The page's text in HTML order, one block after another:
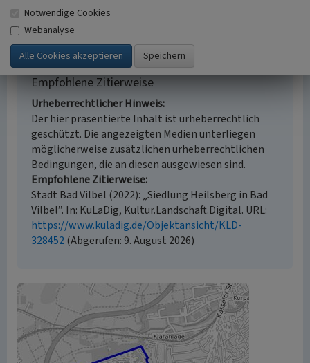
Beginn 1946
Empfohlene Zitierweise
Urheberrechtlicher Hinweis
Der hier präsentierte Inhalt ist urheberrechtlich
geschützt. Die angezeigten Medien unterliegen
möglicherweise zusätzlichen urheberrechtlichen
Bedingungen, die an diesen ausgewiesen sind.
Empfohlene Zitierweise
Stadt Bad Vilbel (2022): „Siedlung Heilsberg in Bad
Vilbel”. In: KuLaDig, Kultur.Landschaft.Digital. URL:
https://www.kuladig.de/Objektansicht/KLD-
328452(Abgerufen: 9. August 2026)
Notwendige Cookies
Webanalyse